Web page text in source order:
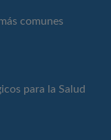
comunes
para la Salud